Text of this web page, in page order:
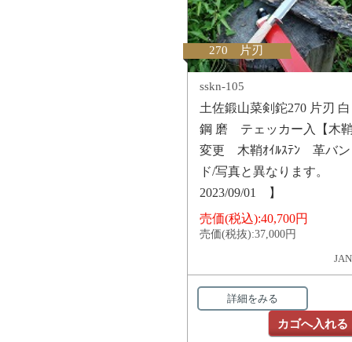
270 片刃
sskn-105
土佐鍛山菜剣鉈270 片刃 白
鋼 磨 テェッカー入【木
変更 木鞘ｵｲﾙｽﾃﾝ 革バン
ド/写真と異なります。
2023/09/01 】
売価(税込):40,700円
売価(税抜):37,000円
詳細をみる
カゴへ入れる